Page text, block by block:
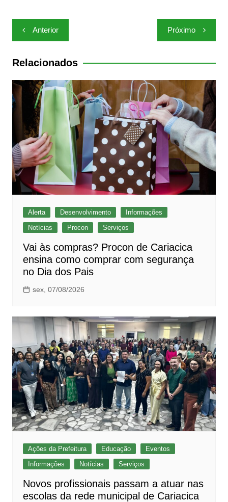
A
p
p
b
o
k
Navegação
de
Post
Anterior Próximo
Relacionados
Alerta Desenvolvimento
Informações
Notícias
Procon Serviços
Vai às compras? Procon de Cariacica
ensina como comprar com segurança
no Dia dos Pais
sex, 07/08/2026
Ações da Prefeitura Educação
Eventos
Informações
Notícias Serviços
Novos profissionais passam a atuar nas
escolas da rede municipal de Cariacica